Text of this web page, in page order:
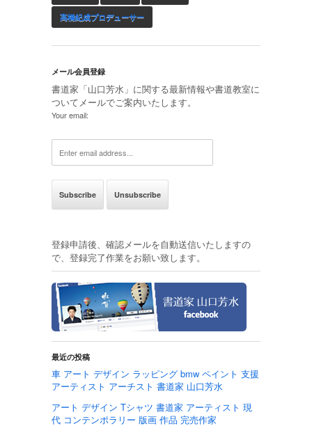
髙橋紀成プロデューサー
メール会員登録
書道家「山口芳水」に関する最新情報や書道教室に
ついてメールでご案内いたします。
Your email:
登録申請後、確認メールを自動送信いたしますの
で、登録完了作業をお願い致します。
最近の投稿
車 アート デザイン ラッピング bmw ペイント 支援
アーティスト アーチスト 書道家 山口芳水
アート デザイン Tシャツ 書道家 アーティスト 現
代 コンテンポラリー 版画 作品 完売作家